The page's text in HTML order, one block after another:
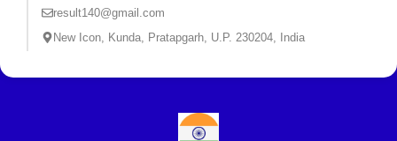
result140@gmail.com
New Icon, Kunda, Pratapgarh, U.P. 230204, India